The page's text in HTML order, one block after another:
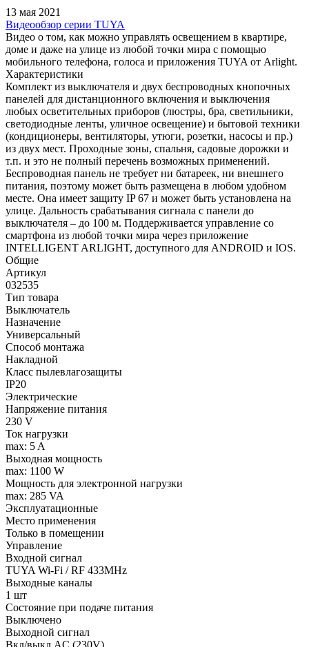
13 мая 2021
Видеообзор серии TUYA
Видео о том, как можно управлять освещением в квартире,
доме и даже на улице из любой точки мира с помощью
мобильного телефона, голоса и приложения TUYA от Arlight.
Характеристики
Комплект из выключателя и двух беспроводных кнопочных
панелей для дистанционного включения и выключения
любых осветительных приборов (люстры, бра, светильники,
светодиодные ленты, уличное освещение) и бытовой техники
(кондиционеры, вентиляторы, утюги, розетки, насосы и пр.)
из двух мест. Проходные зоны, спальня, садовые дорожки и
т.п. и это не полный перечень возможных применений.
Беспроводная панель не требует ни батареек, ни внешнего
питания, поэтому может быть размещена в любом удобном
месте. Она имеет защиту IP 67 и может быть установлена на
улице. Дальность срабатывания сигнала с панели до
выключателя – до 100 м. Поддерживается управление со
смартфона из любой точки мира через приложение
INTELLIGENT ARLIGHT, доступного для ANDROID и IOS.
Общие
Артикул
032535
Тип товара
Выключатель
Назначение
Универсальный
Способ монтажа
Накладной
Класс пылевлагозащиты
IP20
Электрические
Напряжение питания
230 V
Ток нагрузки
max: 5 A
Выходная мощность
max: 1100 W
Мощность для электронной нагрузки
max: 285 VA
Эксплуатационные
Место применения
Только в помещении
Управление
Входной сигнал
TUYA Wi-Fi / RF 433MHz
Выходные каналы
1 шт
Состояние при подаче питания
Выключено
Выходной сигнал